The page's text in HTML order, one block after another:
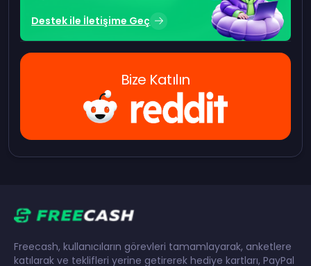
Destek ile İletişime Geç
Bize Katılın
Freecash, kullanıcıların görevleri tamamlayarak, anketlere
katılarak ve teklifleri yerine getirerek hediye kartları, PayPal